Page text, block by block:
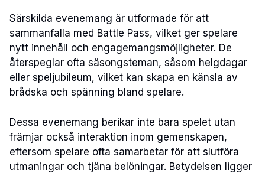
Särskilda evenemang är utformade för att
sammanfalla med Battle Pass, vilket ger spelare
nytt innehåll och engagemangsmöjligheter. De
återspeglar ofta säsongsteman, såsom helgdagar
eller speljubileum, vilket kan skapa en känsla av
brådska och spänning bland spelare.
Dessa evenemang berikar inte bara spelet utan
främjar också interaktion inom gemenskapen,
eftersom spelare ofta samarbetar för att slutföra
utmaningar och tjäna belöningar. Betydelsen ligger